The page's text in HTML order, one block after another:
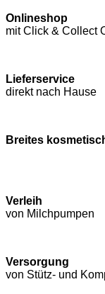
Onlineshop
mit Click & Collect
Lieferservice
direkt nach Hause
Breites
Verleih
von Milchpumpen
Versorgung
von Stütz- und